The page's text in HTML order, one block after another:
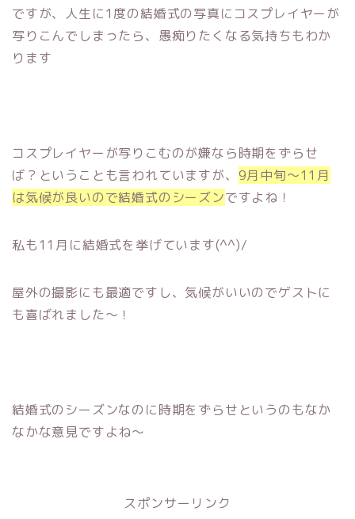
ですが、人生に1度の結婚式の写真にコスプレイヤーが
写りこんでしまったら、愚痴りたくなる気持ちもわか
ります
コスプレイヤーが写りこむのが嫌なら時期をずらせ
ば？ということも言われていますが、 9月中旬～11月
は気候が良いので結婚式のシーズンですよね！
私も11月に結婚式を挙げています(^^)/
屋外の撮影にも最適ですし、気候がいいのでゲストに
も喜ばれました～！
結婚式のシーズンなのに時期をずらせというのもなか
なかな意見ですよね～
スポンサーリンク